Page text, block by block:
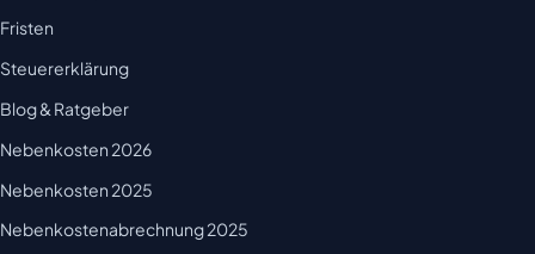
Fristen
Steuererklärung
Blog & Ratgeber
Nebenkosten 2026
Nebenkosten 2025
Nebenkostenabrechnung 2025